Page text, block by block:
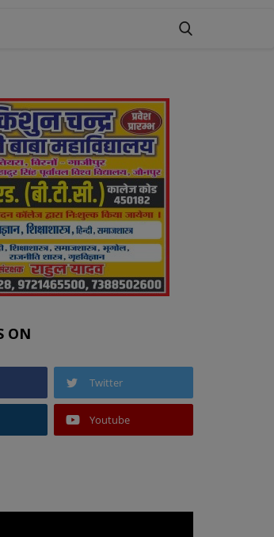
ON
Twitter
Youtube